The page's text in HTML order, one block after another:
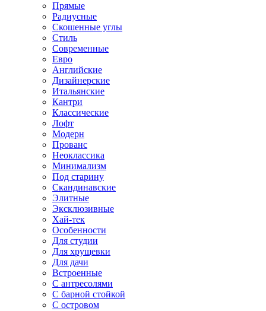
Прямые
Радиусные
Скошенные углы
Стиль
Современные
Евро
Английские
Дизайнерские
Итальянские
Кантри
Классические
Лофт
Модерн
Прованс
Неоклассика
Минимализм
Под старину
Скандинавские
Элитные
Эксклюзивные
Хай-тек
Особенности
Для студии
Для хрущевки
Для дачи
Встроенные
С антресолями
С барной стойкой
С островом